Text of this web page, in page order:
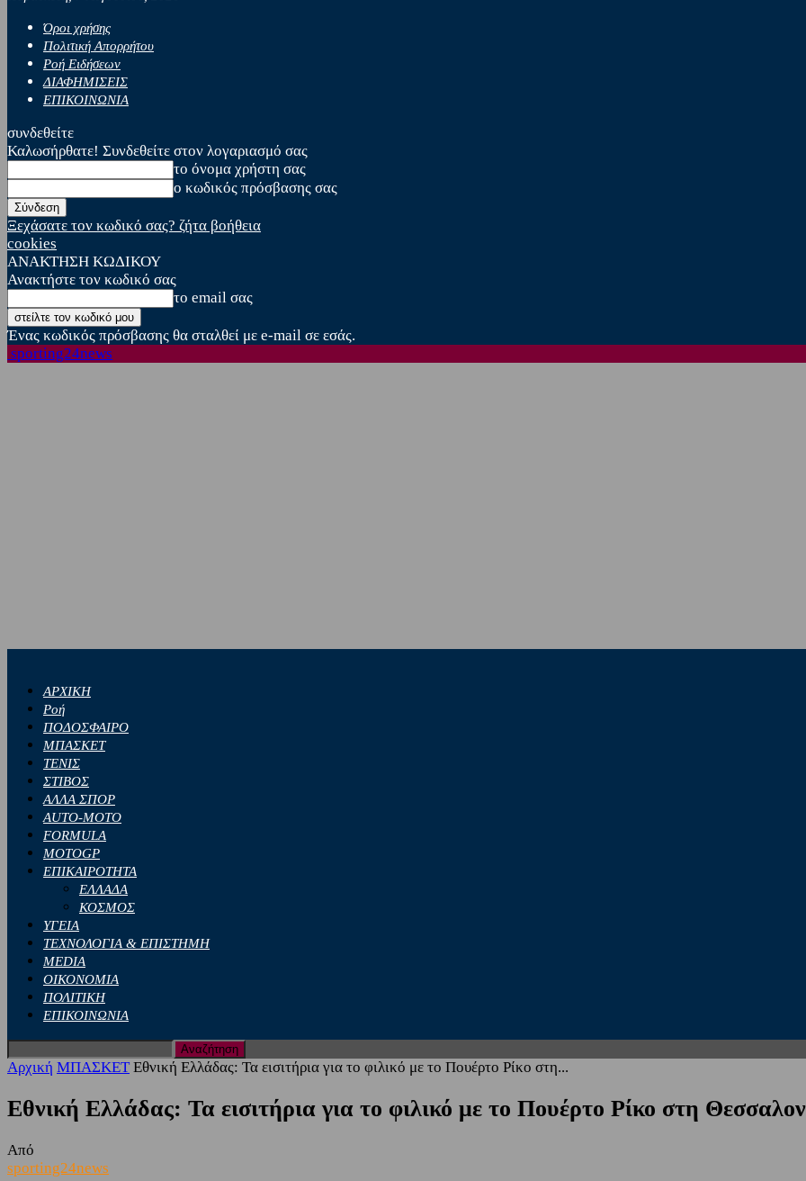
Όροι χρήσης
Πολιτική Απορρήτου
Ροή Ειδήσεων
ΔΙΑΦΗΜΙΣΕΙΣ
ΕΠΙΚΟΙΝΩΝΙΑ
συνδεθείτε
Καλωσήρθατε! Συνδεθείτε στον λογαριασμό σας
το όνομα χρήστη σας
ο κωδικός πρόσβασης σας
Ξεχάσατε τον κωδικό σας? ζήτα βοήθεια
cookies
ΑΝΑΚΤΗΣΗ ΚΩΔΙΚΟΥ
Ανακτήστε τον κωδικό σας
το email σας
Ένας κωδικός πρόσβασης θα σταλθεί με e-mail σε εσάς.
sporting24news
ΑΡΧΙΚΗ
Ροή
ΠΟΔΟΣΦΑΙΡΟ
ΜΠΑΣΚΕΤ
ΤΕΝΙΣ
ΣΤΙΒΟΣ
ΑΛΛΑ ΣΠΟΡ
AUTO-MOTO
FORMULA
MOTOGP
ΕΠΙΚΑΙΡΟΤΗΤΑ
ΕΛΛΑΔΑ
ΚΟΣΜΟΣ
ΥΓΕΙΑ
ΤΕΧΝΟΛΟΓΙΑ & ΕΠΙΣΤΗΜΗ
MEDIA
ΟΙΚΟΝΟΜΙΑ
ΠΟΛΙΤΙΚΗ
ΕΠΙΚΟΙΝΩΝΙΑ
Αρχική ΜΠΑΣΚΕΤ Εθνική Ελλάδας: Τα εισιτήρια για το φιλικό με το Πουέρτο Ρίκο στη...
Εθνική Ελλάδας: Τα εισιτήρια για το φιλικό με το Πουέρτο Ρίκο στη
Από
sporting24news